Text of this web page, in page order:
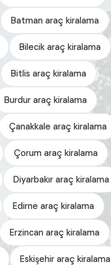
Batman araç kiralama
Bilecik araç kiralama
Bitlis araç kiralama
Burdur araç kiralama
Çanakkale araç kiralama
Çorum araç kiralama
Diyarbakır araç kiralama
Edirne araç kiralama
Erzincan araç kiralama
Eskişehir araç kiralama